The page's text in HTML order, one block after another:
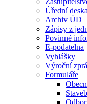
Úřední deska
Archiv ÚD
Zápisy z
Povinné
E-podatelna
Vyhlášky
Výroční
Formuláře